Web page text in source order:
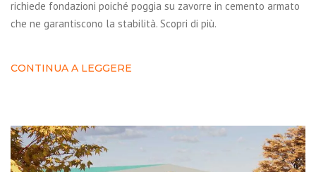
richiede fondazioni poiché poggia su zavorre in cemento armato
che ne garantiscono la stabilità. Scopri di più.
CONTINUA A LEGGERE